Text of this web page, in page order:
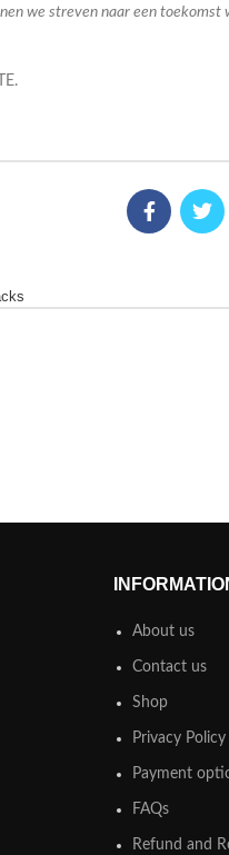
we streven naar een
About us
Contact us
Shop
Privacy Policy
Payment
FAQs
Refund and